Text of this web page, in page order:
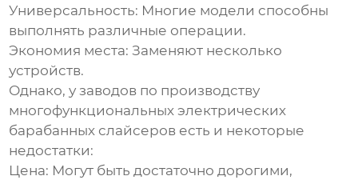
Универсальность: Многие модели способны
выполнять различные операции.
Экономия места: Заменяют несколько
устройств.
Однако, узаводов по производству
многофункциональных электрических
барабанных слайсеров есть и некоторые
недостатки:
Цена: Могут быть достаточно дорогими,